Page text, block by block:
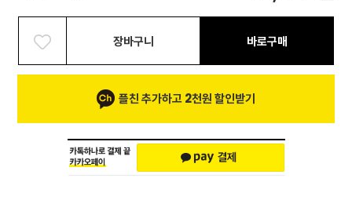
장바구니 바로구매
플친 추가하고 2천원 할인받기